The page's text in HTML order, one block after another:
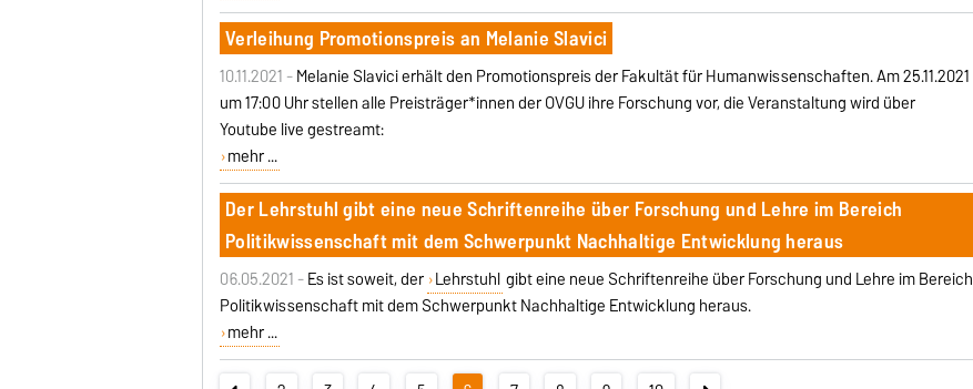
Verleihung Promotionspreis an Melanie Slavici
10.11.2021 -Melanie Slavici erhält den Promotionspreis der Fakultät für Humanwissenschaften. Am 25.11.2021
um 17:00 Uhr stellen alle Preisträger*innen der OVGU ihre Forschung vor, die Veranstaltung wird über
Youtube live gestreamt:
mehr ...
Der Lehrstuhl gibt eine neue Schriftenreihe über Forschung und Lehre im Bereich
Politikwissenschaft mit dem Schwerpunkt Nachhaltige Entwicklung heraus
06.05.2021 -Es ist soweit, der Lehrstuhl gibt eine neue Schriftenreihe über Forschung und Lehre im Bereich
Politikwissenschaft mit dem Schwerpunkt Nachhaltige Entwicklung heraus.
mehr ...